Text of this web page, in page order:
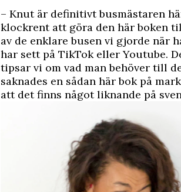
– Knut är definitivt busmästaren
klockrent att göra den här boken
av de enklare busen vi gjorde när
har sett på TikTok eller Youtube.
tipsar vi om vad man behöver till
saknades en sådan här bok på
att det finns något liknande på